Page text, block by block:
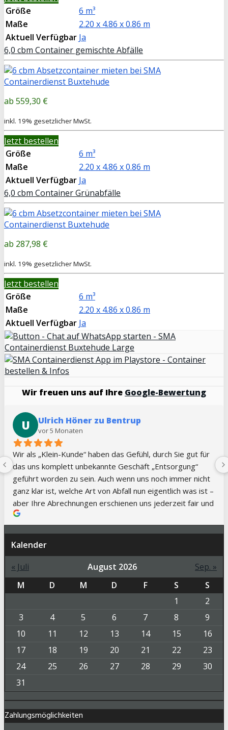
Größe
6 m³
Maße
2.20 x 4.86 x 0.86 m
Aktuell Verfügbar Ja
6,0 cbm Container gemischte Abfälle
559,30 €
inkl. 19% gesetzlicher MwSt.
Jetzt bestellen
Größe
6 m³
Maße
2.20 x 4.86 x 0.86 m
Aktuell Verfügbar Ja
6,0 cbm Container Grünabfälle
287,98 €
inkl. 19% gesetzlicher MwSt.
Jetzt bestellen
Größe
6 m³
Maße
2.20 x 4.86 x 0.86 m
Aktuell Verfügbar Ja
Wir freuen uns auf Ihre Google-Bewertung
U Ulrich Höner zu Bentrup
vor 5 Monaten
Wir als „Klein-Kunde“ haben das Gefühl, durch Sie gut für
das uns komplett unbekannte Geschäft „Entsorgung“
geführt worden zu sein. Auch wenn uns noch immer nicht
ganz klar ist, welche Art von Abfall nun eigentlich was ist –
aber Ihre Abrechnungen erschienen uns jederzeit fair und
nachvollziehbar. Auch der telefonische Kontakt mit Ihnen
war immer klasse – immer einen kompetenten
Ansprechpartner und schnelle Abstimmungen
Kalender
« Juli
August 2026
Sep. »
M
D M D F S
S
1
2
3
4 5 6 7 8
9
10
11 12 13 14 15
16
17
18 19 20 21 22
23
24
25 26 27 28 29
30
31
Zahlungsmöglichkeiten